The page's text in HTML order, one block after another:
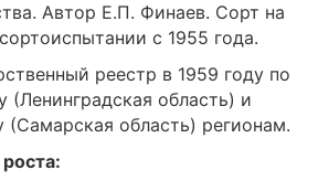
Автор Е.П. Финаев. Сорт на
с 1955 года.
реестр в 1959 году по
(Ленинградская область) и
область) регионам.